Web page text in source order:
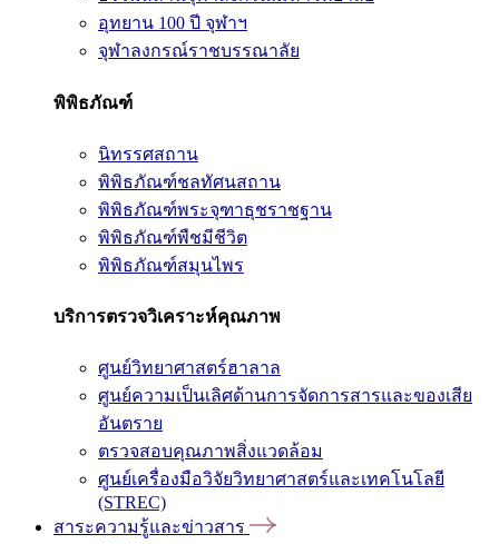
อุทยาน 100 ปี จุฬาฯ
จุฬาลงกรณ์ราชบรรณาลัย
พิพิธภัณฑ์
นิทรรศสถาน
พิพิธภัณฑ์ชลทัศนสถาน
พิพิธภัณฑ์พระจุฑาธุชราชฐาน
พิพิธภัณฑ์พืชมีชีวิต
พิพิธภัณฑ์สมุนไพร
บริการตรวจวิเคราะห์คุณภาพ
ศูนย์วิทยาศาสตร์ฮาลาล
ศูนย์ความเป็นเลิศด้านการจัดการสารและของเสีย
อันตราย
ตรวจสอบคุณภาพสิ่งแวดล้อม
ศูนย์เครื่องมือวิจัยวิทยาศาสตร์และเทคโนโลยี
(STREC)
สาระความรู้และข่าวสาร